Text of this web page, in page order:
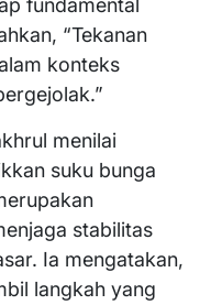
“Tekanan
konteks
menilai
suku bunga
stabilitas
Ia mengatakan,
langkah yang